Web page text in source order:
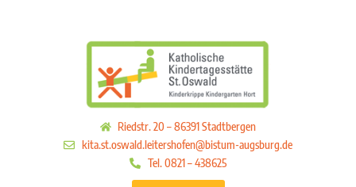
Riedstr. 20 – 86391 Stadtbergen
kita.st.oswald.leitershofen@bistum-augsburg.de
Tel. 0821 – 438625